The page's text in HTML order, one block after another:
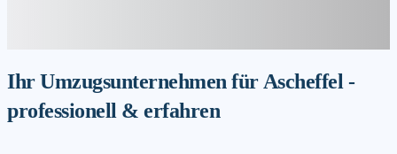
Ihr Umzugsunternehmen für Ascheffel -
professionell & erfahren